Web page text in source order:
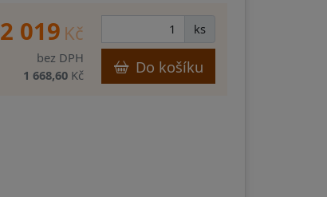
2 019 Kč
bez DPH
1 668,60 Kč
ks
Do košíku